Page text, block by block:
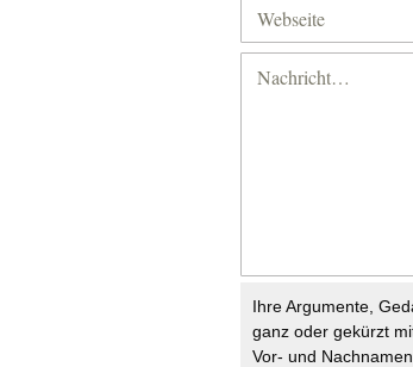
Ihre Argumente,
ganz oder gekürzt
Vor- und